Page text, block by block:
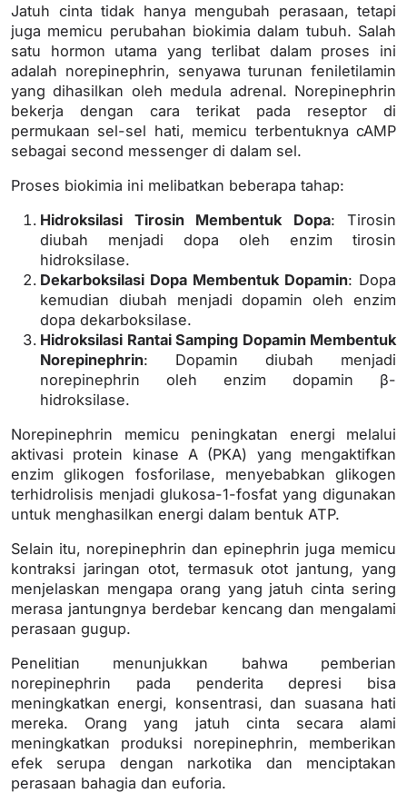
Jatuh cinta tidak hanya mengubah perasaan, tetapi
juga memicu perubahan biokimia dalam tubuh. Salah
satu hormon utama yang terlibat dalam proses ini
adalah norepinephrin, senyawa turunan feniletilamin
yang dihasilkan oleh medula adrenal. Norepinephrin
bekerja dengan cara terikat pada reseptor di
permukaan sel-sel hati, memicu terbentuknya cAMP
sebagai second messenger di dalam sel.
Proses biokimia ini melibatkan beberapa tahap:
Hidroksilasi Tirosin Membentuk Dopa: Tirosin
diubah menjadi dopa oleh enzim tirosin
hidroksilase.
Dekarboksilasi Dopa Membentuk Dopamin: Dopa
kemudian diubah menjadi dopamin oleh enzim
dopa dekarboksilase.
Hidroksilasi Rantai Samping Dopamin Membentuk
Norepinephrin: Dopamin diubah menjadi
norepinephrin oleh enzim dopamin β-
hidroksilase.
Norepinephrin memicu peningkatan energi melalui
aktivasi protein kinase A (PKA) yang mengaktifkan
enzim glikogen fosforilase, menyebabkan glikogen
terhidrolisis menjadi glukosa-1-fosfat yang digunakan
untuk menghasilkan energi dalam bentuk ATP.
Selain itu, norepinephrin dan epinephrin juga memicu
kontraksi jaringan otot, termasuk otot jantung, yang
menjelaskan mengapa orang yang jatuh cinta sering
merasa jantungnya berdebar kencang dan mengalami
perasaan gugup.
Penelitian menunjukkan bahwa pemberian
norepinephrin pada penderita depresi bisa
meningkatkan energi, konsentrasi, dan suasana hati
mereka. Orang yang jatuh cinta secara alami
meningkatkan produksi norepinephrin, memberikan
efek serupa dengan narkotika dan menciptakan
perasaan bahagia dan euforia.